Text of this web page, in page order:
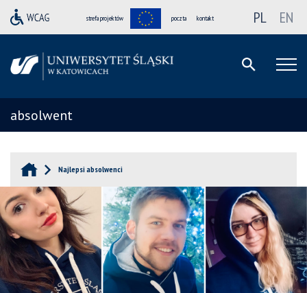
strefa projektów poczta kontakt PL EN
absolwent
Najlepsi absolwenci